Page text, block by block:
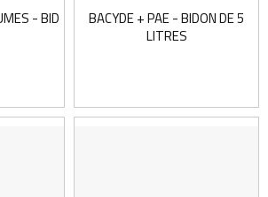
- BIDON DE 5 LBACYDE + PAE - BIDON DE 5
LITRES